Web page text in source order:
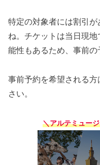
特定の対象者には割引
ね。チケットは当日現
能性もあるため、事前の
事前予約を希望される
さい。
＼アルテミュー